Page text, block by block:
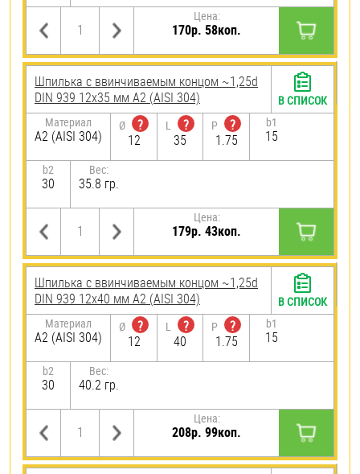
Цена:
170р. 58коп.
Шпилька c ввинчиваемым концом ~1,25d
DIN 939 12х35 мм А2 (AISI 304)
Материал
А2 (AISI 304)
Ø
?
12
L
?
35
P
?
1.75
b1
15
b2
30
Вес:
35.8 гр.
Цена:
179р. 43коп.
В СПИСОК
Шпилька c ввинчиваемым концом ~1,25d
DIN 939 12х40 мм А2 (AISI 304)
Материал
А2 (AISI 304)
Ø
?
12
L
?
40
P
?
1.75
b1
15
b2
30
Вес:
40.2 гр.
Цена:
208р. 99коп.
В СПИСОК